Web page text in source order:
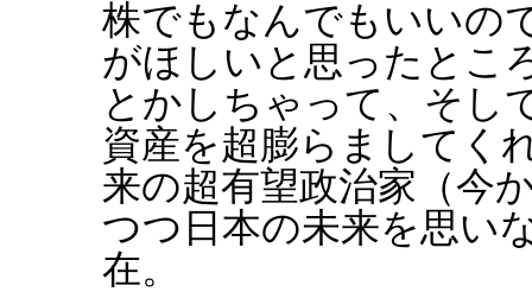
株でもなんでもいいの
がほしいと思ったとこ
とかしちゃって、そし
資産を超膨らましてく
来の超有望政治家（今
つつ日本の未来を思い
在。